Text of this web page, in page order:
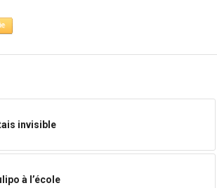
invisible
à l’école